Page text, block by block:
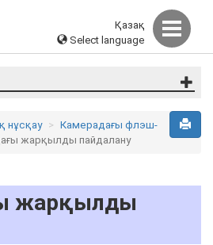
Қазақ
Select language
нұсқау
Камерадағы флэш-
жарқылды пайдалану
жарқылды